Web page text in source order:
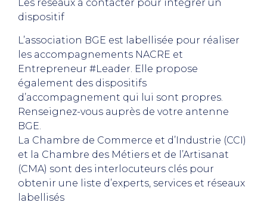
Les réseaux à contacter pour intégrer un
dispositif
L’association BGE est labellisée pour réaliser
les accompagnements NACRE et
Entrepreneur #Leader. Elle propose
également des dispositifs
d’accompagnement qui lui sont propres.
Renseignez-vous auprès de votre antenne
BGE.
La Chambre de Commerce et d’Industrie (CCI)
et la Chambre des Métiers et de l’Artisanat
(CMA) sont des interlocuteurs clés pour
obtenir une liste d’experts, services et réseaux
labellisés